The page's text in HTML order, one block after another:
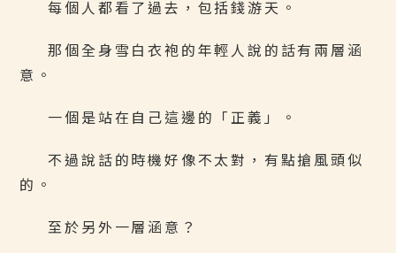
每個人都看了過去，包括錢游天。
那個全身雪白衣袍的年輕人說的話有兩層涵
意。
一個是站在自己這邊的「正義」。
不過說話的時機好像不太對，有點搶風頭似
的。
至於另外一層涵意？